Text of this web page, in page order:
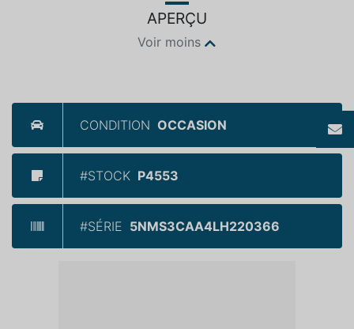
APERÇU
Voir moins
CONDITION OCCASION
#STOCK P4553
#SÉRIE 5NMS3CAA4LH220366